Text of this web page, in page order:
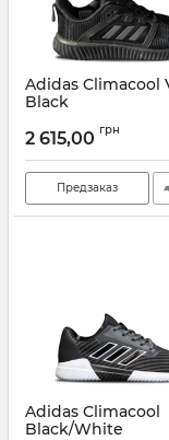
Adidas Climacool
Black
2 615,00 грн
Предзаказ
Adidas Climacool
Black/White